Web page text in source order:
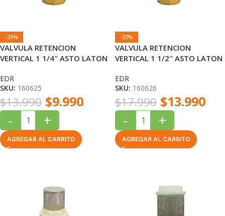
-29%
VALVULA RETENCION
VERTICAL 1 1/4″ ASTO LATON
EDR
SKU: 160625
$13.990 $9.990
- +
AGREGAR AL CARRITO
-22%
VALVULA RETENCION
VERTICAL 1 1/2″ ASTO LATON
EDR
SKU: 160626
$17.990 $13.990
- +
AGREGAR AL CARRITO